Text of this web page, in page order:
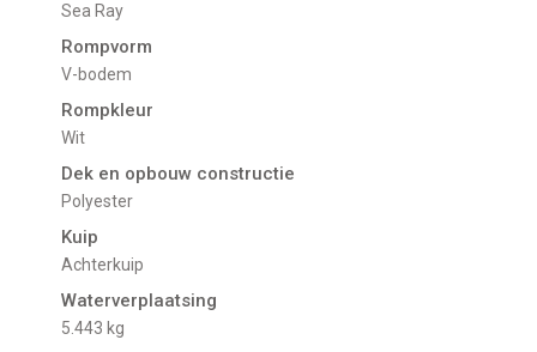
Sea Ray
Rompvorm
V-bodem
Rompkleur
Wit
Dek en opbouw constructie
Polyester
Kuip
Achterkuip
Waterverplaatsing
5.443 kg